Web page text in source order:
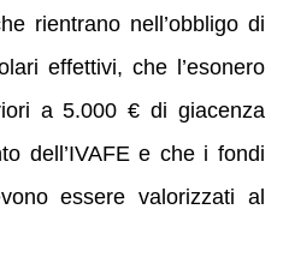
rientrano nell’obbligo di
effettivi, che l’esonero
a 5.000 € di giacenza
dell’IVAFE e che i fondi
essere valorizzati al